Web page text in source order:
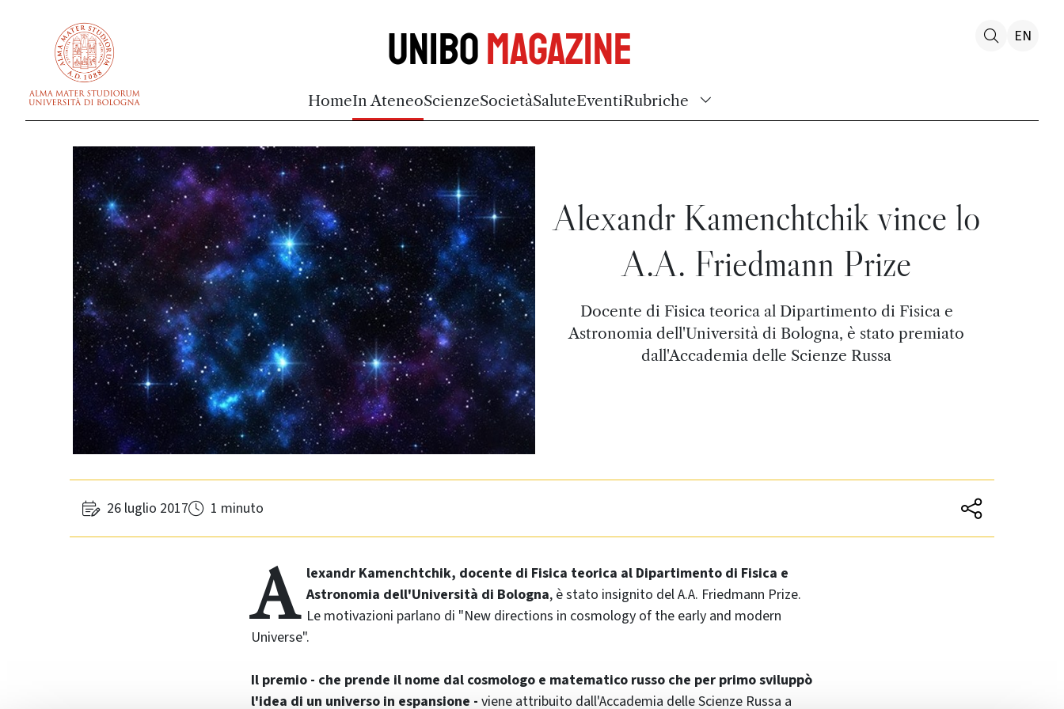
UniboMagazine
HomeIn AteneoScienzeSocietàSaluteEventiRubriche
EN
Alexandr Kamenchtchik vince lo
A.A. Friedmann Prize
Docente di Fisica teorica al Dipartimento di Fisica e
Astronomia dell'Università di Bologna, è stato premiato
dall'Accademia delle Scienze Russa
26 luglio 2017 1 minuto
A lexandr Kamenchtchik, docente di Fisica teorica al Dipartimento di Fisica e
Astronomia dell'Università di Bologna, è stato insignito del A.A. Friedmann Prize.
Le motivazioni parlano di "New directions in cosmology of the early and modern
Universe".
Il premio - che prende il nome dal cosmologo e matematico russo che per primo sviluppò
l'idea di un universo in espansione - viene attribuito dall'Accademia delle Scienze Russa a